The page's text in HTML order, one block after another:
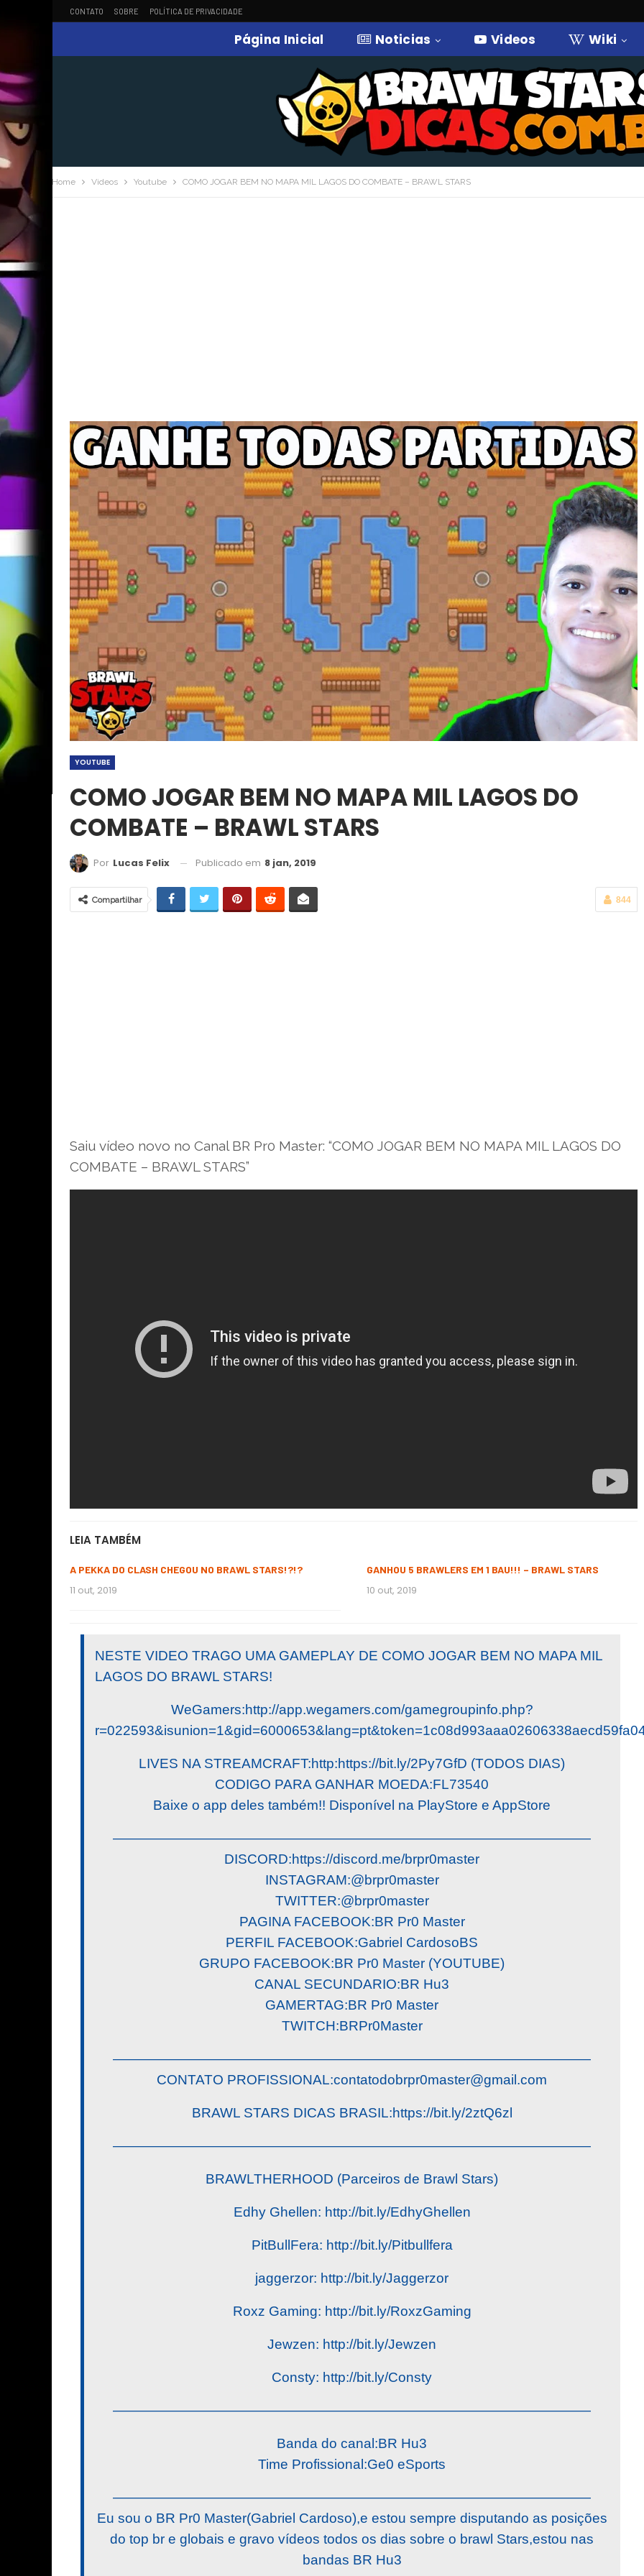
CONTATO SOBRE POLÍTICA DE PRIVACIDADE
Página Inicial Noticias Videos Wiki
Home Videos Youtube COMO JOGAR BEM NO MAPA MIL LAGOS DO COMBATE – BRAWL STARS
YOUTUBE
COMO JOGAR BEM NO MAPA MIL LAGOS DO
COMBATE – BRAWL STARS
Por Lucas Felix Publicado em 8 jan, 2019
844
Compartilhar
Saiu vídeo novo no Canal BR Pr0 Master: “COMO JOGAR BEM NO MAPA MIL LAGOS DO
COMBATE – BRAWL STARS”
LEIA TAMBÉM
A PEKKA DO CLASH CHEGOU NO BRAWL STARS!?!?
11 out, 2019
GANHOU 5 BRAWLERS EM 1 BAU!!! – BRAWL STARS
10 out, 2019
NESTE VIDEO TRAGO UMA GAMEPLAY DE COMO JOGAR BEM NO MAPA MIL
LAGOS DO BRAWL STARS!
WeGamers:http://app.wegamers.com/gamegroupinfo.php?
LIVES NA STREAMCRAFT:http:https://bit.ly/2Py7GfD (TODOS DIAS)
CODIGO PARA GANHAR MOEDA:FL73540
Baixe o app deles também!! Disponível na PlayStore e AppStore
———————————————————————————————————
DISCORD:https://discord.me/brpr0master
INSTAGRAM:@brpr0master
TWITTER:@brpr0master
PAGINA FACEBOOK:BR Pr0 Master
PERFIL FACEBOOK:Gabriel CardosoBS
GRUPO FACEBOOK:BR Pr0 Master (YOUTUBE)
CANAL SECUNDARIO:BR Hu3
GAMERTAG:BR Pr0 Master
TWITCH:BRPr0Master
———————————————————————————————————
CONTATO PROFISSIONAL:contatodobrpr0master@gmail.com
BRAWL STARS DICAS BRASIL:https://bit.ly/2ztQ6zl
———————————————————————————————————
BRAWLTHERHOOD (Parceiros de Brawl Stars)
Edhy Ghellen: http://bit.ly/EdhyGhellen
PitBullFera: http://bit.ly/Pitbullfera
jaggerzor: http://bit.ly/Jaggerzor
Roxz Gaming: http://bit.ly/RoxzGaming
Jewzen: http://bit.ly/Jewzen
Consty: http://bit.ly/Consty
———————————————————————————————————
Banda do canal:BR Hu3
Time Profissional:Ge0 eSports
———————————————————————————————————
Eu sou o BR Pr0 Master(Gabriel Cardoso),e estou sempre disputando as posições
do top br e globais e gravo vídeos todos os dias sobre o brawl Stars,estou nas
bandas BR Hu3